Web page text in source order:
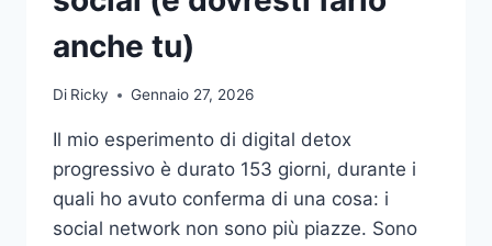
anche tu)
Di Ricky Gennaio 27, 2026
Il mio esperimento di digital detox
progressivo è durato 153 giorni, durante i
quali ho avuto conferma di una cosa: i
social network non sono più piazze. Sono